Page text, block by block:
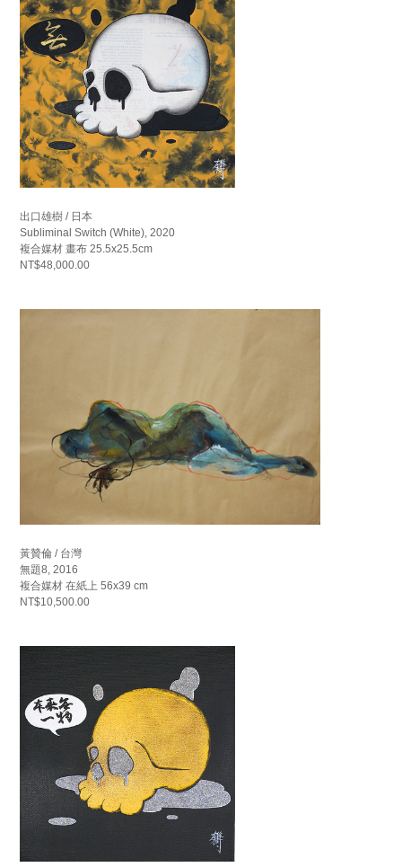
出口雄樹 / 日本
Subliminal Switch (White), 2020
複合媒材 畫布 25.5x25.5cm
NT$48,000.00
黃贊倫 / 台灣
無題8, 2016
複合媒材 在紙上 56x39 cm
NT$10,500.00